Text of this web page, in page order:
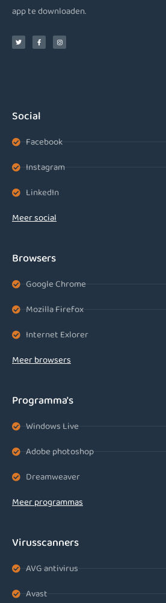
app te downloaden.
Social
Facebook
Instagram
LinkedIn
Meer social
Browsers
Google Chrome
Mozilla Firefox
Internet Exlorer
Meer browsers
Programma's
Windows Live
Adobe photoshop
Dreamweaver
Meer programmas
Virusscanners
AVG antivirus
Avast